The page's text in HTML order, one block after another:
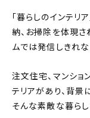
新着記事
人気の記事
コラム
「暮らしのインテリ
納、お掃除を体現さ
ムでは発信しきれ
注文住宅、マンショ
テリアがあり、背景
そんな素敵な暮らし